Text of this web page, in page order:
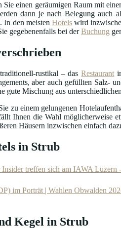
einen geräumigen Raum mit
dann je nach Belegung auch
In den meisten Hotelswird
gegebenenfalls bei derBuchung
rustikal – dasRestaurant
aber auch gefüllten Salz-
gute Mischung aus
zu einem gelungenen
Ihnen die Wahl möglicherweise
Häusern inzwischen einfach
in Strub
Insider treffen sich am IAWA Luzern
im Porträt | Wahlen Obwalden
Kegel in Strub